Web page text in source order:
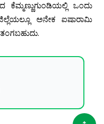
ಒಂದು
ಅನೇಕ ಐಷಾರಾಮಿ